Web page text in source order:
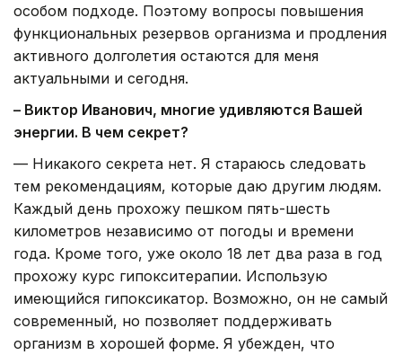
особом подходе. Поэтому вопросы повышения
функциональных резервов организма и продления
активного долголетия остаются для меня
актуальными и сегодня.
– Виктор Иванович, многие удивляются Вашей
энергии. В чем секрет?
— Никакого секрета нет. Я стараюсь следовать
тем рекомендациям, которые даю другим людям.
Каждый день прохожу пешком пять-шесть
километров независимо от погоды и времени
года. Кроме того, уже около 18 лет два раза в год
прохожу курс гипокситерапии. Использую
имеющийся гипоксикатор. Возможно, он не самый
современный, но позволяет поддерживать
организм в хорошей форме. Я убежден, что